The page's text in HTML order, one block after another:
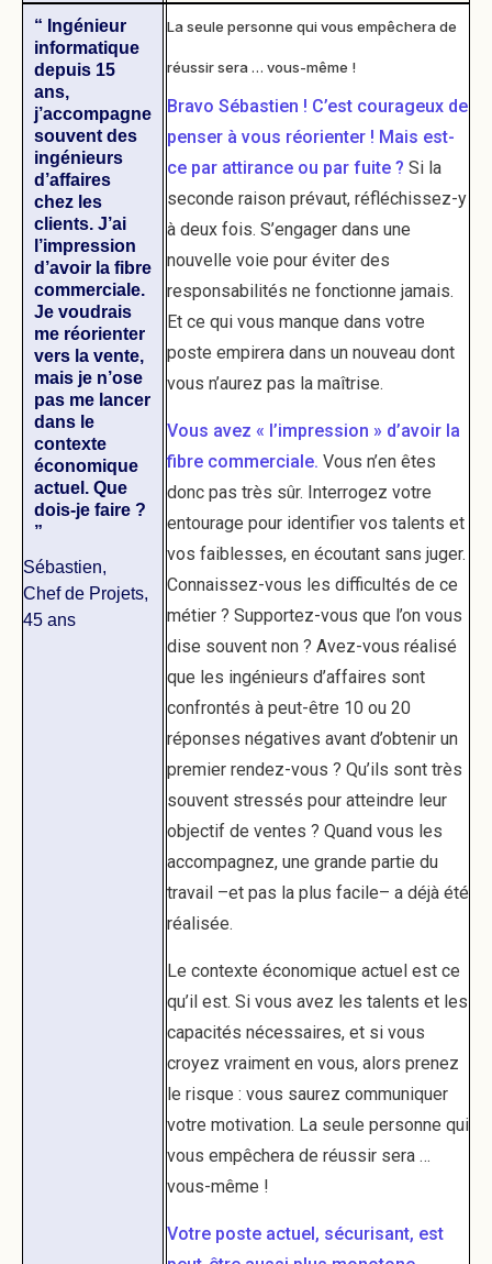
“ Ingénieur
informatique
depuis 15
ans,
j’accompagne
souvent des
ingénieurs
d’affaires
chez les
clients. J’ai
l’impression
d’avoir la fibre
commerciale.
Je voudrais
me réorienter
vers la vente,
mais je n’ose
pas me lancer
dans le
contexte
économique
actuel. Que
dois-je faire ?
”
Sébastien,
Chef de Projets,
45 ans
La seule personne qui vous empêchera de
réussir sera … vous-même !
Bravo Sébastien ! C’est courageux de
penser à vous réorienter ! Mais est-
ce par attirance ou par fuite ? Si la
seconde raison prévaut, réfléchissez-y
à deux fois. S’engager dans une
nouvelle voie pour éviter des
responsabilités ne fonctionne jamais.
Et ce qui vous manque dans votre
poste empirera dans un nouveau dont
vous n’aurez pas la maîtrise.
Vous avez « l’impression » d’avoir la
fibre commerciale. Vous n’en êtes
donc pas très sûr. Interrogez votre
entourage pour identifier vos talents et
vos faiblesses, en écoutant sans juger.
Connaissez-vous les difficultés de ce
métier ? Supportez-vous que l’on vous
dise souvent non ? Avez-vous réalisé
que les ingénieurs d’affaires sont
confrontés à peut-être 10 ou 20
réponses négatives avant d’obtenir un
premier rendez-vous ? Qu’ils sont très
souvent stressés pour atteindre leur
objectif de ventes ? Quand vous les
accompagnez, une grande partie du
travail –et pas la plus facile– a déjà été
réalisée.
Le contexte économique actuel est ce
qu’il est. Si vous avez les talents et les
capacités nécessaires, et si vous
croyez vraiment en vous, alors prenez
le risque : vous saurez communiquer
votre motivation. La seule personne qui
vous empêchera de réussir sera …
vous-même !
Votre poste actuel, sécurisant, est